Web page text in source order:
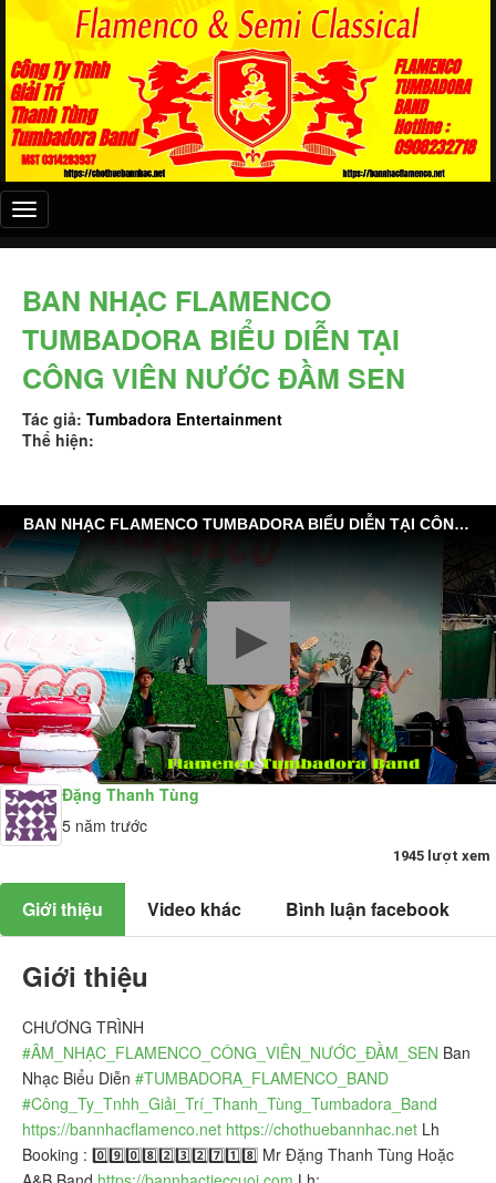
Đây
là
menu
BAN NHẠC FLAMENCO
TUMBADORA BIỂU DIỄN TẠI
CÔNG VIÊN NƯỚC ĐẦM SEN
Tác giả: Tumbadora Entertainment
Thể hiện:
BAN NHẠC FLAMENCO TUMBADORA BIỂU DIỄN TẠI CÔNG VIÊN NƯỚC ĐẦM SEN
Đặng Thanh Tùng
5 năm trước
1945 lượt xem
Giới thiệu Video khác Bình luận facebook
Giới thiệu
CHƯƠNG TRÌNH
#ÂM_NHẠC_FLAMENCO_CÔNG_VIÊN_NƯỚC_ĐẦM_SEN Ban
Nhạc Biểu Diễn #TUMBADORA_FLAMENCO_BAND
#Công_Ty_Tnhh_Giải_Trí_Thanh_Tùng_Tumbadora_Band
https://bannhacflamenco.net https://chothuebannhac.net Lh
Booking : 0️⃣9️⃣0️⃣8️⃣2️⃣3️⃣2️⃣7️⃣1️⃣8️⃣ Mr Đặng Thanh Tùng Hoặc